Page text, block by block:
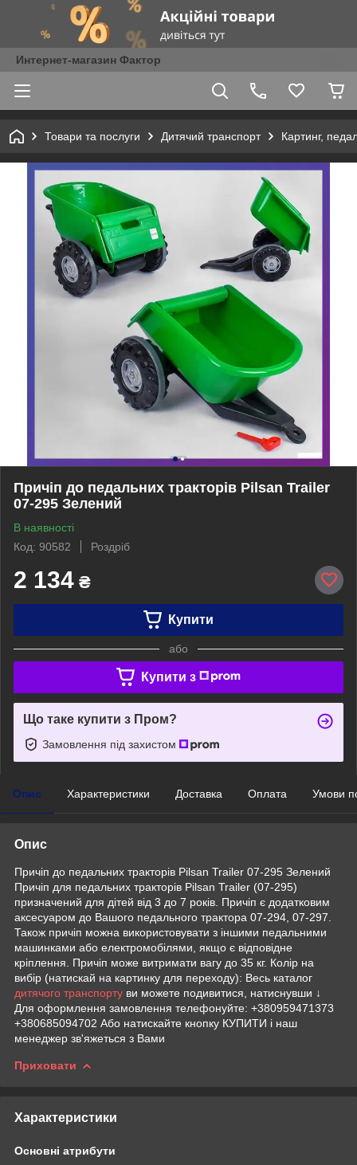
Интернет-магазин Фактор
Товари та послуги Дитячий транспорт Картинг,
Причіп до педальних тракторів Pilsan Trailer
07-295 Зелений
В наявності
Код: 90582
Роздріб
2 134 ₴
Купити
або
Купити з
Що таке купити з Пром?
Замовлення під захистом
Опис Характеристики Доставка Оплата Умови
Опис
Причіп до педальних тракторів Pilsan Trailer 07-295 Зелений
Причіп для педальних тракторів Pilsan Trailer (07-295)
призначений для дітей від 3 до 7 років. Причіп є додатковим
аксесуаром до Вашого педального трактора 07-294, 07-297.
Також причіп можна використовувати з іншими педальними
машинками або електромобілями, якщо є відповідне
кріплення. Причіп може витримати вагу до 35 кг. Колір на
вибір (натискай на картинку для переходу): Весь каталог
дитячого транспорту ви можете подивитися, натиснувши ↓
Для оформлення замовлення телефонуйте: +380959471373
+380685094702 Або натискайте кнопку КУПИТИ і наш
менеджер зв'яжеться з Вами
Приховати
Характеристики
Основні атрибути